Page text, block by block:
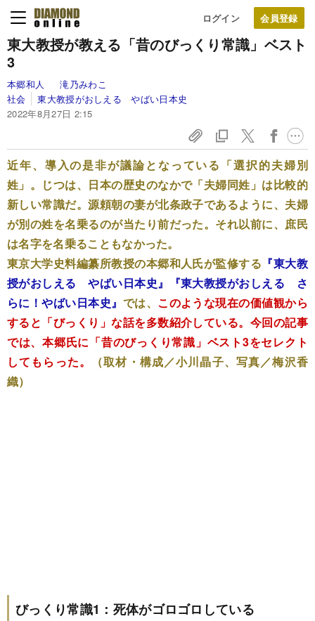
ログイン
東大教授が教える「昔のびっくり常識」ベスト
3
本郷和人
滝乃みわこ
社会
東大教授がおしえる やばい日本史
2022年8月27日 2:15
近年、導入の是非が議論となっている「選択的夫婦別
姓」。じつは、日本の歴史のなかで「夫婦同姓」は比較的
新しい常識だ。源頼朝の妻が北条政子であるように、夫婦
が別の姓を名乗るのが当たり前だった。それ以前に、庶民
は名字を名乗ることもなかった。
東京大学史料編纂所教授の本郷和人氏が監修する 『東大教
授がおしえる やばい日本史』
『東大教授がおしえる さ
らに！やばい日本史』 では、 このような現在の価値観から
すると「びっくり」な話を多数紹介している。今回の記事
では、本郷氏に「昔のびっくり常識」ベスト3をセレクト
してもらった。
（取材・構成／小川晶子、写真／梅沢香
織）
びっくり常識1：死体がゴロゴロしている